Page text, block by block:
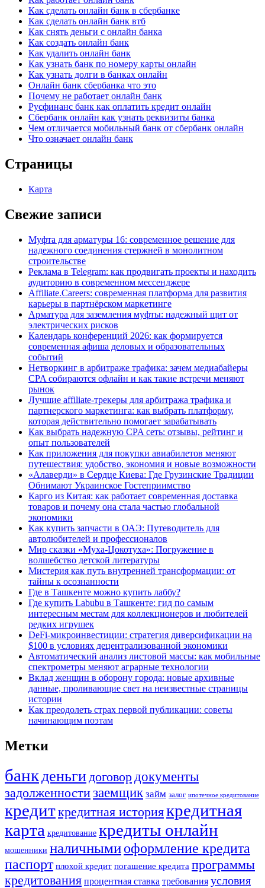
Как сделать онлайн банк в сбербанке
Как сделать онлайн банк втб
Как снять деньги с онлайн банка
Как создать онлайн банк
Как удалить онлайн банк
Как узнать банк по номеру карты онлайн
Как узнать долги в банках онлайн
Онлайн банк сбербанка что это
Почему не работает онлайн банк
Русфинанс банк как оплатить кредит онлайн
Сбербанк онлайн как узнать реквизиты банка
Чем отличается мобильный банк от сбербанк онлайн
Что означает онлайн банк
Страницы
Карта
Свежие записи
Муфта для арматуры 16: современное решение для
надежного соединения стержней в монолитном
строительстве
Реклама в Telegram: как продвигать проекты и находить
аудиторию в современном мессенджере
Affiliate.Careers: современная платформа для развития
карьеры в партнёрском маркетинге
Арматура для заземления муфты: надежный щит от
электрических рисков
Календарь конференций 2026: как формируется
современная афиша деловых и образовательных
событий
Нетворкинг в арбитраже трафика: зачем медиабайеры
CPA собираются офлайн и как такие встречи меняют
рынок
Лучшие affiliate-трекеры для арбитража трафика и
партнерского маркетинга: как выбрать платформу,
которая действительно помогает зарабатывать
Как выбрать надежную CPA сеть: отзывы, рейтинг и
опыт пользователей
Как приложения для покупки авиабилетов меняют
путешествия: удобство, экономия и новые возможности
«Алаверди» в Сердце Киева: Где Грузинские Традиции
Обнимают Украинское Гостеприимство
Карго из Китая: как работает современная доставка
товаров и почему она стала частью глобальной
экономики
Как купить запчасти в ОАЭ: Путеводитель для
автолюбителей и профессионалов
Мир сказки «Муха-Цокотуха»: Погружение в
волшебство детской литературы
Мистерия как путь внутренней трансформации: от
тайны к осознанности
Где в Ташкенте можно купить лаббу?
Где купить Labubu в Ташкенте: гид по самым
интересным местам для коллекционеров и любителей
редких игрушек
DeFi-микроинвестиции: стратегия диверсификации на
$100 в условиях децентрализованной экономики
Автоматический анализ листовой массы: как мобильные
спектрометры меняют аграрные технологии
Вклад женщин в оборону города: новые архивные
данные, проливающие свет на неизвестные страницы
истории
Как преодолеть страх первой публикации: советы
начинающим поэтам
Метки
банк деньги договор документы
задолженностизаемщик займ залог ипотечное кредитование
кредиткредитная историякредитная
карта кредитование кредиты онлайн
мошенники наличнымиоформление кредита
паспорт плохой кредит погашение кредита программы
кредитования процентная ставка требования условия